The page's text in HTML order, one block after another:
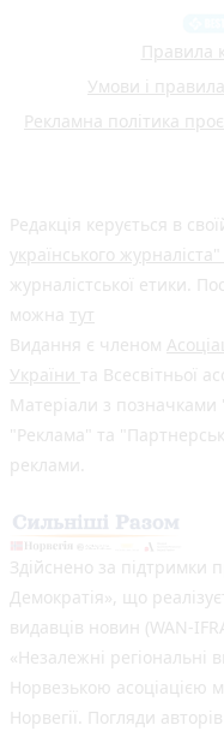
Правила
Умови і
Рекламна політика
Редакція керується в
українського журналіста"
журналістської етики.
можна тут
Видання є членом
України та Всесвітньої
Матеріали з
"Реклама" та
реклами.
Здійснено за підтримки
Демократія», що
видавців новин (WAN-
«Незалежні регіональні
Норвезькою асоціацією
Норвегії. Погляди